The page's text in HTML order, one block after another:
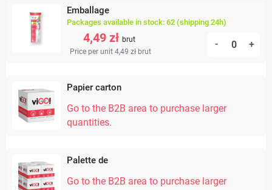
Emballage
Packages available in stock: 62 (shipping 24h)
4,49 zł brut
Price per unit 4,49 zł brut
- +
Papier carton
Go to the B2B area to purchase larger
quantities.
Palette de
Go to the B2B area to purchase larger